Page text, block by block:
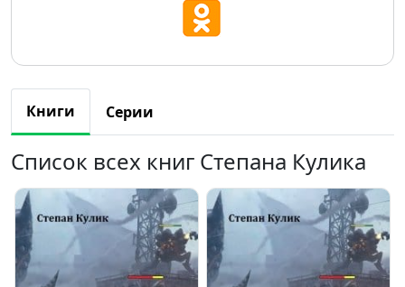
Книги Серии
Список всех книг Степана Кулика